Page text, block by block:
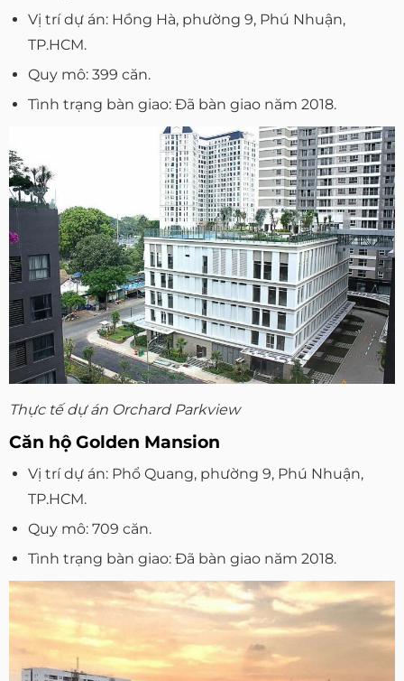
Vị trí dự án: Hồng Hà, phường 9, Phú Nhuận,
TP.HCM.
Quy mô: 399 căn.
Tình trạng bàn giao: Đã bàn giao năm 2018.
Thực tế dự án Orchard Parkview
Căn hộ Golden Mansion
Vị trí dự án: Phổ Quang, phường 9, Phú Nhuận,
TP.HCM.
Quy mô: 709 căn.
Tình trạng bàn giao: Đã bàn giao năm 2018.